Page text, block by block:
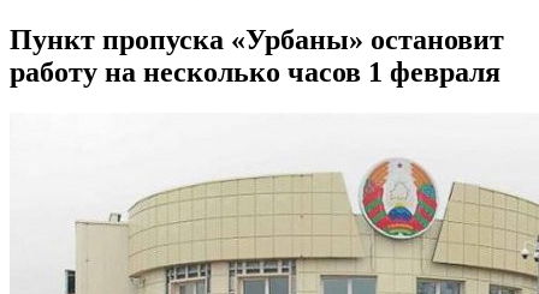
Пункт пропуска «Урбаны» остановит
работу на несколько часов 1 февраля